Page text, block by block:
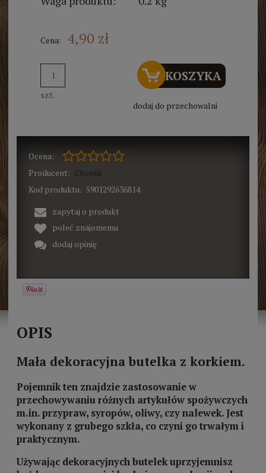
Cena: 4,90 zł
szt.
DO KOSZYKA
dodaj do przechowalni
Ocena:
Producent: Chomik
Kod produktu: 5901292636814
zapytaj o produkt
poleć znajomemu
dodaj opinię
OPIS
Mała dekoracyjna butelka z korkiem.
Pojemnik ten znajdzie zastosowanie w
przechowywaniu różnych artykułów spożywczych
m.in. przypraw, syropów, oliwy, czy nalewek. Jest
wykonany z grubego szkła, co czyni go trwałym i
praktycznym.
Używając dekoracyjnych butelek uprzyjemnisz